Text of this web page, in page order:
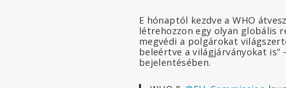
E hónaptól kezdve a WHO
létrehozzon egy olyan globális
megvédi a polgárokat
beleértve a világjárványokat
bejelentésében.